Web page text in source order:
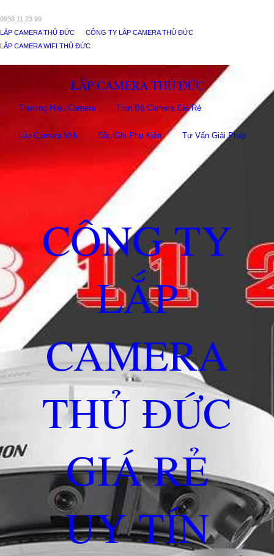
0938 11 23 99
LẮP CAMERA THỦ ĐỨC
CÔNG TY LẮP CAMERA THỦ ĐỨC
LẮP CAMERA WIFI THỦ ĐỨC
LẮP CAMERA THỦ ĐỨC
Thương Hiệu Camera Trọn Bộ Camera Giá Rẻ
Lắp Camera Wifi Đầu Ghi Phụ Kiên Tư Vấn Giải Pháp
CÔNG TY
LẮP
CAMERA
THỦ ĐỨC
GIÁ RẺ
UY TÍN